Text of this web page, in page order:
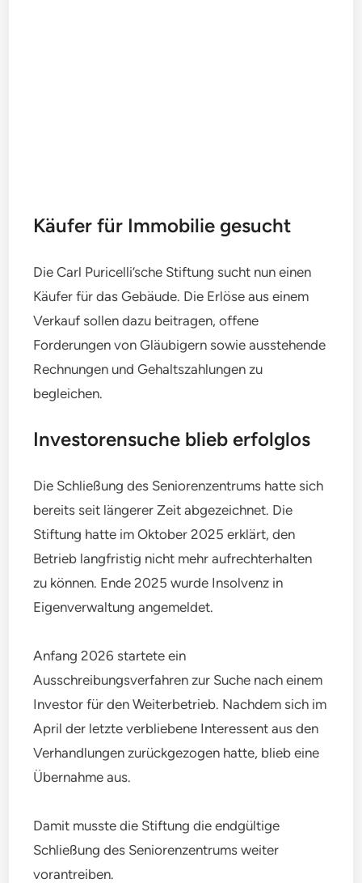
Käufer für Immobilie gesucht
Die Carl Puricelli’sche Stiftung sucht nun einen
Käufer für das Gebäude. Die Erlöse aus einem
Verkauf sollen dazu beitragen, offene
Forderungen von Gläubigern sowie ausstehende
Rechnungen und Gehaltszahlungen zu
begleichen.
Investorensuche blieb erfolglos
Die Schließung des Seniorenzentrums hatte sich
bereits seit längerer Zeit abgezeichnet. Die
Stiftung hatte im Oktober 2025 erklärt, den
Betrieb langfristig nicht mehr aufrechterhalten
zu können. Ende 2025 wurde Insolvenz in
Eigenverwaltung angemeldet.
Anfang 2026 startete ein
Ausschreibungsverfahren zur Suche nach einem
Investor für den Weiterbetrieb. Nachdem sich im
April der letzte verbliebene Interessent aus den
Verhandlungen zurückgezogen hatte, blieb eine
Übernahme aus.
Damit musste die Stiftung die endgültige
Schließung des Seniorenzentrums weiter
vorantreiben.